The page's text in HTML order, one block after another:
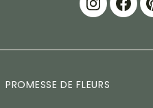
PROMESSE DE FLEURS